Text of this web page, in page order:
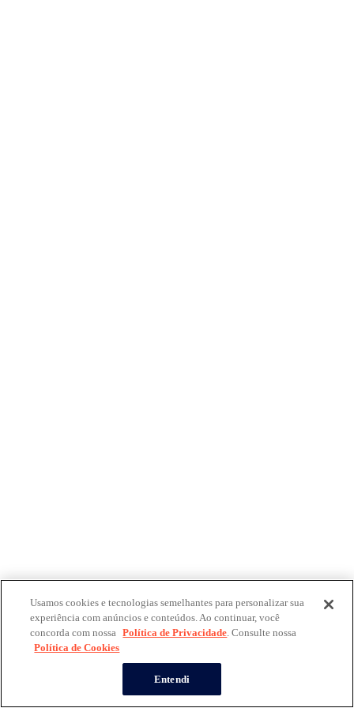
Usamos cookies e tecnologias semelhantes para personalizar sua
experiência com anúncios e conteúdos. Ao continuar, você
concorda com nossa Política de Privacidade. Consulte nossa
Política de Cookies
Entendi